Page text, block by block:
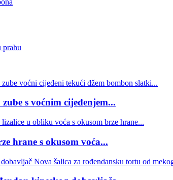
prahu
zube s voćnim cijeđenjem...
hrane s okusom voća...